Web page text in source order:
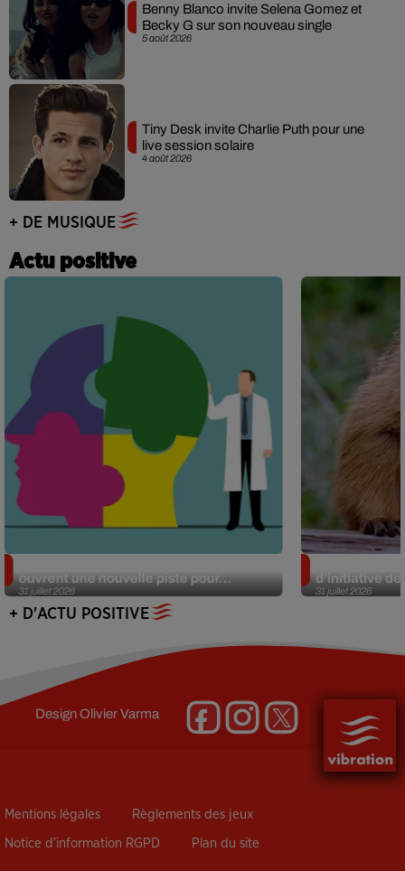
5 août 2026
Benny Blanco invite Selena Gomez et
Becky G sur son nouveau single
4 août 2026
Tiny Desk invite Charlie Puth pour une
live session solaire
+ DE MUSIQUE
Actu positive
31 juillet 2026
ouvrent une nouvelle piste pour...
31 juillet 2026
d’initiative
+ D'ACTU POSITIVE
DesignOlivier Varma
Mentions légales Règlements des jeux
Notice d’information RGPD Plan du site